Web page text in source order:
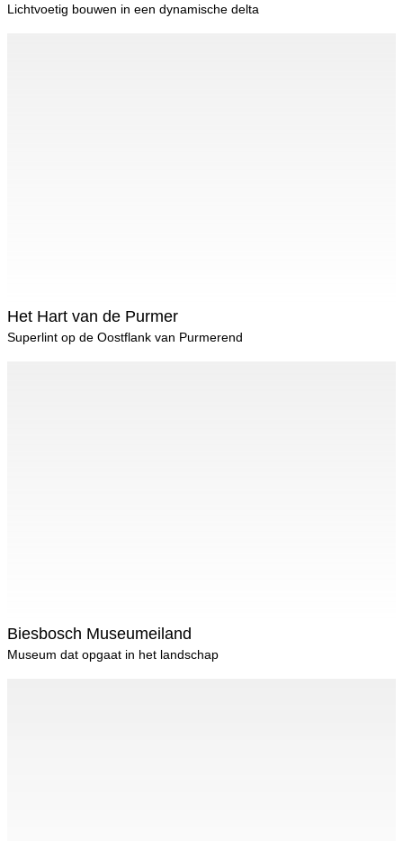
Lichtvoetig bouwen in een dynamische delta
Het Hart van de Purmer
Superlint op de Oostflank van Purmerend
Biesbosch Museumeiland
Museum dat opgaat in het landschap